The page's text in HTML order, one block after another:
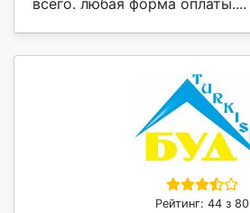
Рейтинг: 44 з 80